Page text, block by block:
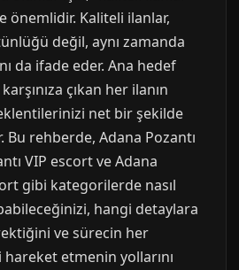
önemlidir. Kaliteli ilanlar,
değil, aynı zamanda
da ifade eder. Ana hedef
çıkan her ilanın
net bir şekilde
Bu rehberde, Adana Pozantı
VIP escort ve Adana
gibi kategorilerde nasıl
hangi detaylara
ve sürecin her
etmenin yollarını